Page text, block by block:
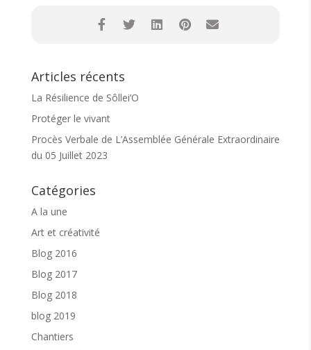
Sôllei’O, le « vivre ensemble », l’intergénérationnel
reste le liant. Aussi, nous restons à votre écoute
pour favoriser la fluidité de votre venue. N’hésitez
En vous remerciant pour votre confiance, à bientôt
☕️
Articles récents
La Résilience de Sôllei’O
Protéger le vivant
Procès Verbale de L’Assemblée Générale Extraordinaire
du 05 Juillet 2023
Catégories
A la une
Art et créativité
Blog 2016
Blog 2017
Blog 2018
blog 2019
Chantiers